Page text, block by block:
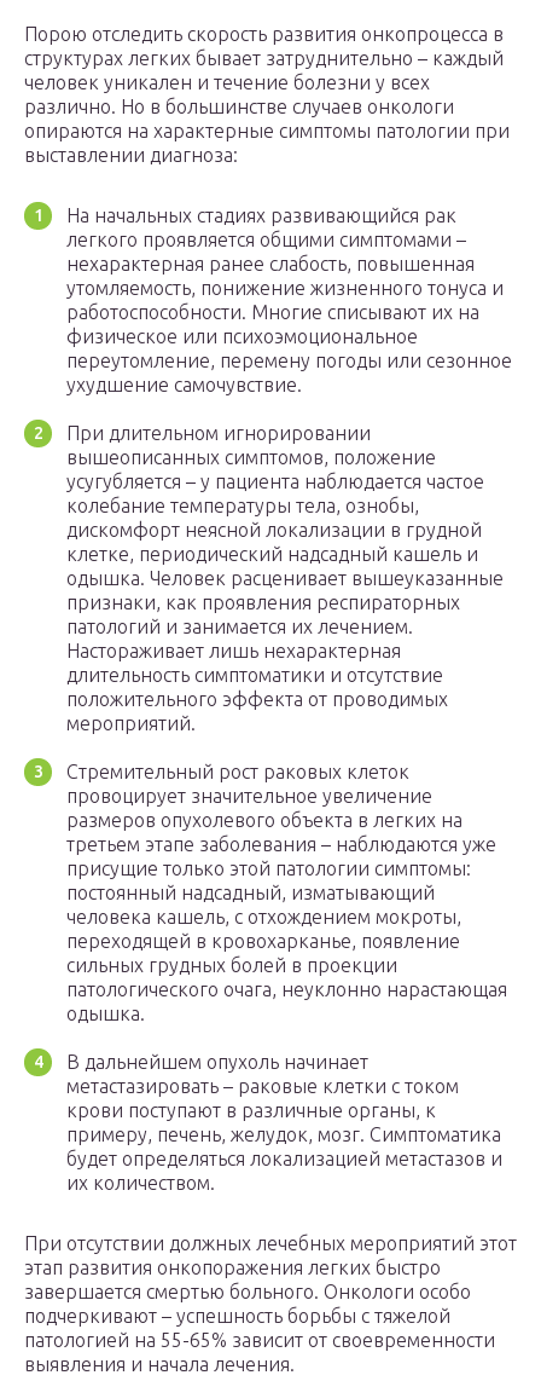
Порою отследить скорость развития онкопроцесса в
структурах легких бывает затруднительно – каждый
человек уникален и течение болезни у всех
различно. Но в большинстве случаев онкологи
опираются на характерные симптомы патологии при
выставлении диагноза:
На начальных стадиях развивающийся рак
легкого проявляется общими симптомами –
нехарактерная ранее слабость, повышенная
утомляемость, понижение жизненного тонуса и
работоспособности. Многие списывают их на
физическое или психоэмоциональное
переутомление, перемену погоды или сезонное
ухудшение самочувствие.
При длительном игнорировании
вышеописанных симптомов, положение
усугубляется – у пациента наблюдается частое
колебание температуры тела, ознобы,
дискомфорт неясной локализации в грудной
клетке, периодический надсадный кашель и
одышка. Человек расценивает вышеуказанные
признаки, как проявления респираторных
патологий и занимается их лечением.
Настораживает лишь нехарактерная
длительность симптоматики и отсутствие
положительного эффекта от проводимых
мероприятий.
Стремительный рост раковых клеток
провоцирует значительное увеличение
размеров опухолевого объекта в легких на
третьем этапе заболевания – наблюдаются уже
присущие только этой патологии симптомы:
постоянный надсадный, изматывающий
человека кашель, с отхождением мокроты,
переходящей в кровохарканье, появление
сильных грудных болей в проекции
патологического очага, неуклонно нарастающая
одышка.
В дальнейшем опухоль начинает
метастазировать – раковые клетки с током
крови поступают в различные органы, к
примеру, печень, желудок, мозг. Симптоматика
будет определяться локализацией метастазов и
их количеством.
При отсутствии должных лечебных мероприятий этот
этап развития онкопоражения легких быстро
завершается смертью больного. Онкологи особо
подчеркивают – успешность борьбы с тяжелой
патологией на 55-65% зависит от своевременности
выявления и начала лечения.